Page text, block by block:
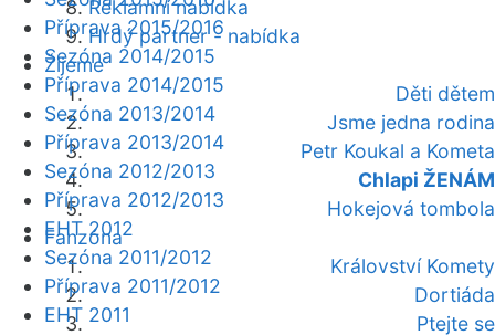
Reklamní nabídka
Hrdý partner - nabídka
Žijeme
Děti dětem
Jsme jedna rodina
Petr Koukal a Kometa
Chlapi ŽENÁM
Hokejová tombola
Fanzóna
Království Komety
Dortiáda
Ptejte se
Příprava 2015/2016
Sezóna 2014/2015
Příprava 2014/2015
Sezóna 2013/2014
Příprava 2013/2014
Sezóna 2012/2013
Příprava 2012/2013
EHT 2012
Sezóna 2011/2012
Příprava 2011/2012
EHT 2011